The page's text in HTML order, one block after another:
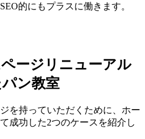
的にもプラスに働きます。
ージリニューアル
ン教室
を持っていただくために、ホー
成功した2つのケースを紹介し